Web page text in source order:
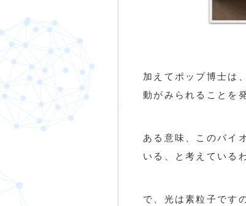
加えてポップ博士は
動がみられることを
ある意味、このバイ
いる、と考えている
で、光は素粒子です